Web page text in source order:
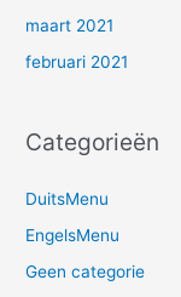
maart 2021
februari 2021
Categorieën
DuitsMenu
EngelsMenu
Geen categorie